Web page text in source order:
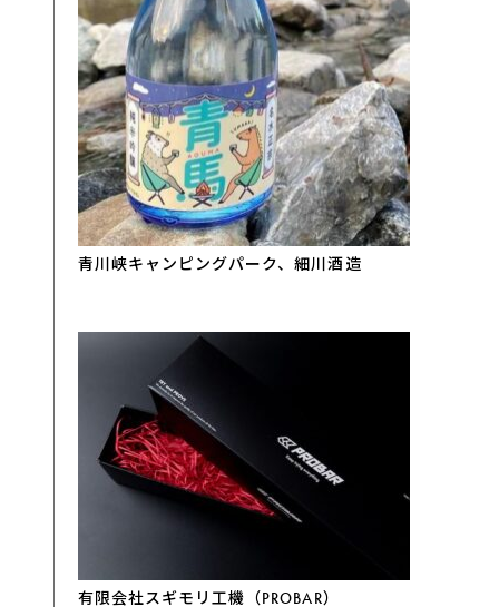
青川峡キャンピングパーク、細川酒造
有限会社スギモリ工機（PROBAR）